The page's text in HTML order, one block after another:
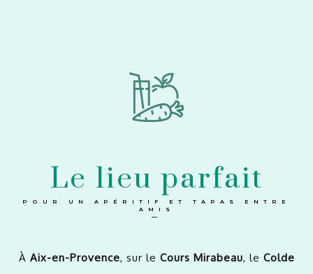
Le lieu parfait
POUR UN APÉRITIF ET TAPAS ENTRE
AMIS
—
À Aix-en-Provence, sur le Cours Mirabeau, le Colde